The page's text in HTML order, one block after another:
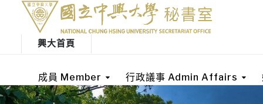
興大首頁
成員 Member 行政議事 Admin Affairs